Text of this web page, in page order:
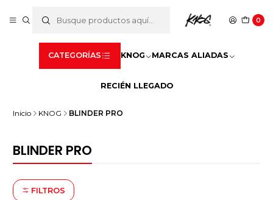
0
CATEGORÍAS KNOG MARCAS ALIADAS
RECIÉN LLEGADO
Inicio KNOG BLINDER PRO
BLINDER PRO
FILTROS